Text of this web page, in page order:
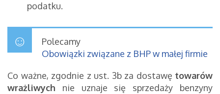
podatku.
Polecamy
Obowiązki związane z BHP w małej firmie
Co ważne, zgodnie z ust. 3b za dostawę towarów
wrażliwych nie uznaje się sprzedaży benzyny